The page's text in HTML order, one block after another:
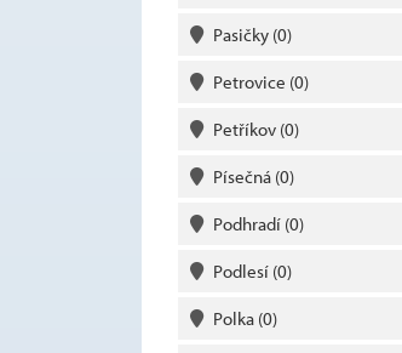
Pasičky (0)
Petrovice (0)
Petříkov (0)
Písečná (0)
Podhradí (0)
Podlesí (0)
Polka (0)